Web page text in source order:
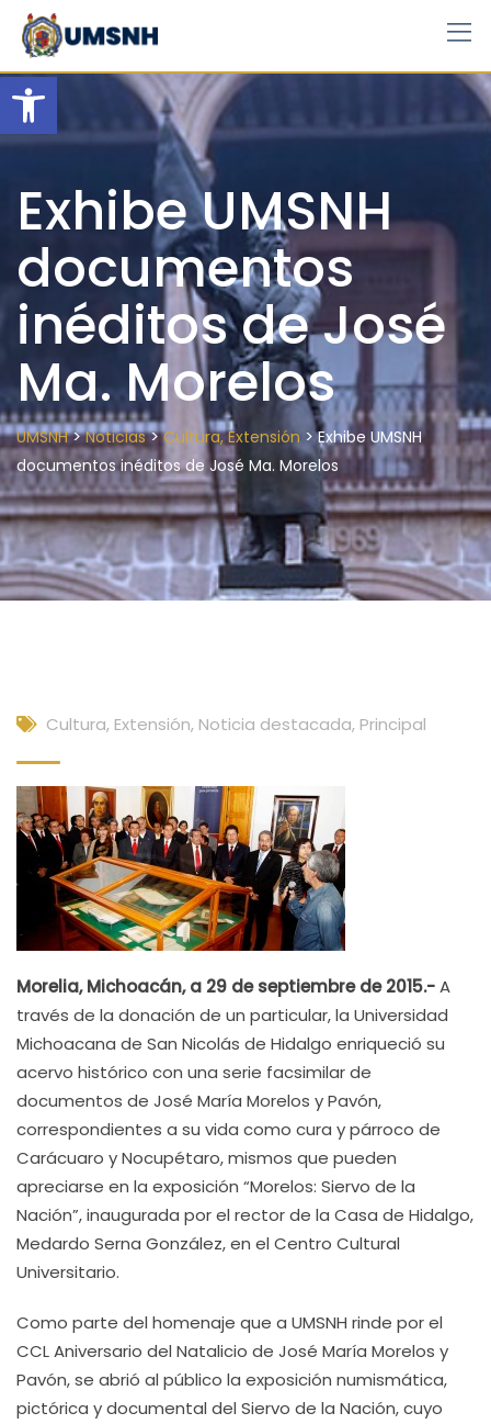
Open toolbar
Skip
content
Exhibe UMSNH
documentos
inéditos de José
Ma. Morelos
UMSNH>Noticias>Cultura, Extensión >Exhibe UMSNH
documentos inéditos de José Ma. Morelos
Cultura, Extensión, Noticia destacada, Principal
Morelia, Michoacán, a 29 de septiembre de 2015.-A
través de la donación de un particular, la Universidad
Michoacana de San Nicolás de Hidalgo enriqueció su
acervo histórico con una serie facsimilar de
documentos de José María Morelos y Pavón,
correspondientes a su vida como cura y párroco de
Carácuaro y Nocupétaro, mismos que pueden
apreciarse en la exposición “Morelos: Siervo de la
Nación”, inaugurada por el rector de la Casa de Hidalgo,
Medardo Serna González, en el Centro Cultural
Universitario.
Como parte del homenaje que a UMSNH rinde por el
CCL Aniversario del Natalicio de José María Morelos y
Pavón, se abrió al público la exposición numismática,
pictórica y documental del Siervo de la Nación, cuyo